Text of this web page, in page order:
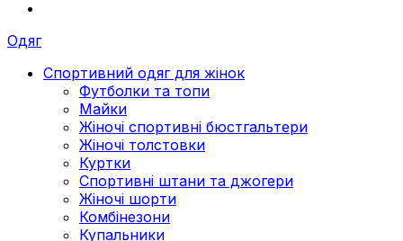
Одяг
Спортивний одяг для жінок
Футболки та топи
Майки
Жіночі спортивні бюстгальтери
Жіночі толстовки
Куртки
Спортивні штани та джогери
Жіночі шорти
Комбінезони
Купальники